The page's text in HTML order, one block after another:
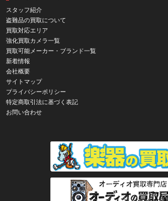
Cineroid（シネロイド）
CINEVATE （シネベート）
CIRO （シロ）
CLARUS（クラルス）
Clay Smith（クレイスミス）
COMET（コメット）
Corfield（コーフィールド）
COSINA（コシナ）
COSMOS（コスモスインターナショナル）
スタッフ紹介
盗難品の買取について
買取対応エリア
強化買取カメラ一覧
買取可能メーカー・ブランド一覧
新着情報
会社概要
サイトマップ
プライバシーポリシー
特定商取引法に基づく表記
お問い合わせ